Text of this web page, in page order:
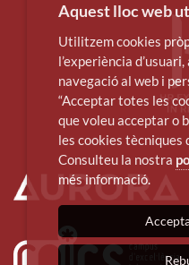
Aquest lloc web
Utilitzem cookies
l’experiència
navegació al web i
“Acceptar totes les
que voleu acceptar o
les cookies tècniques
Consulteu la nostra
més informació.